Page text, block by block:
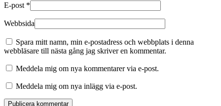
E-post *
Webbsida
Spara mitt namn, min e-postadress och webbplats i denna
webbläsare till nästa gång jag skriver en kommentar.
Meddela mig om nya kommentarer via e-post.
Meddela mig om nya inlägg via e-post.